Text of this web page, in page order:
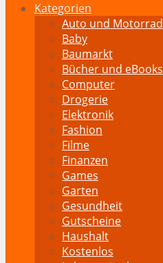
Kategorien
Auto und Motorrad
Baby
Baumarkt
Bücher und eBooks
Computer
Drogerie
Elektronik
Fashion
Filme
Finanzen
Games
Garten
Gesundheit
Gutscheine
Haushalt
Kostenlos